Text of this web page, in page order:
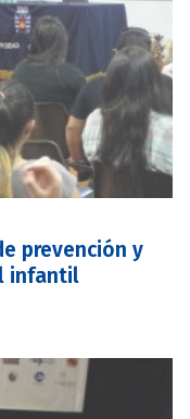
prevención y
infantil